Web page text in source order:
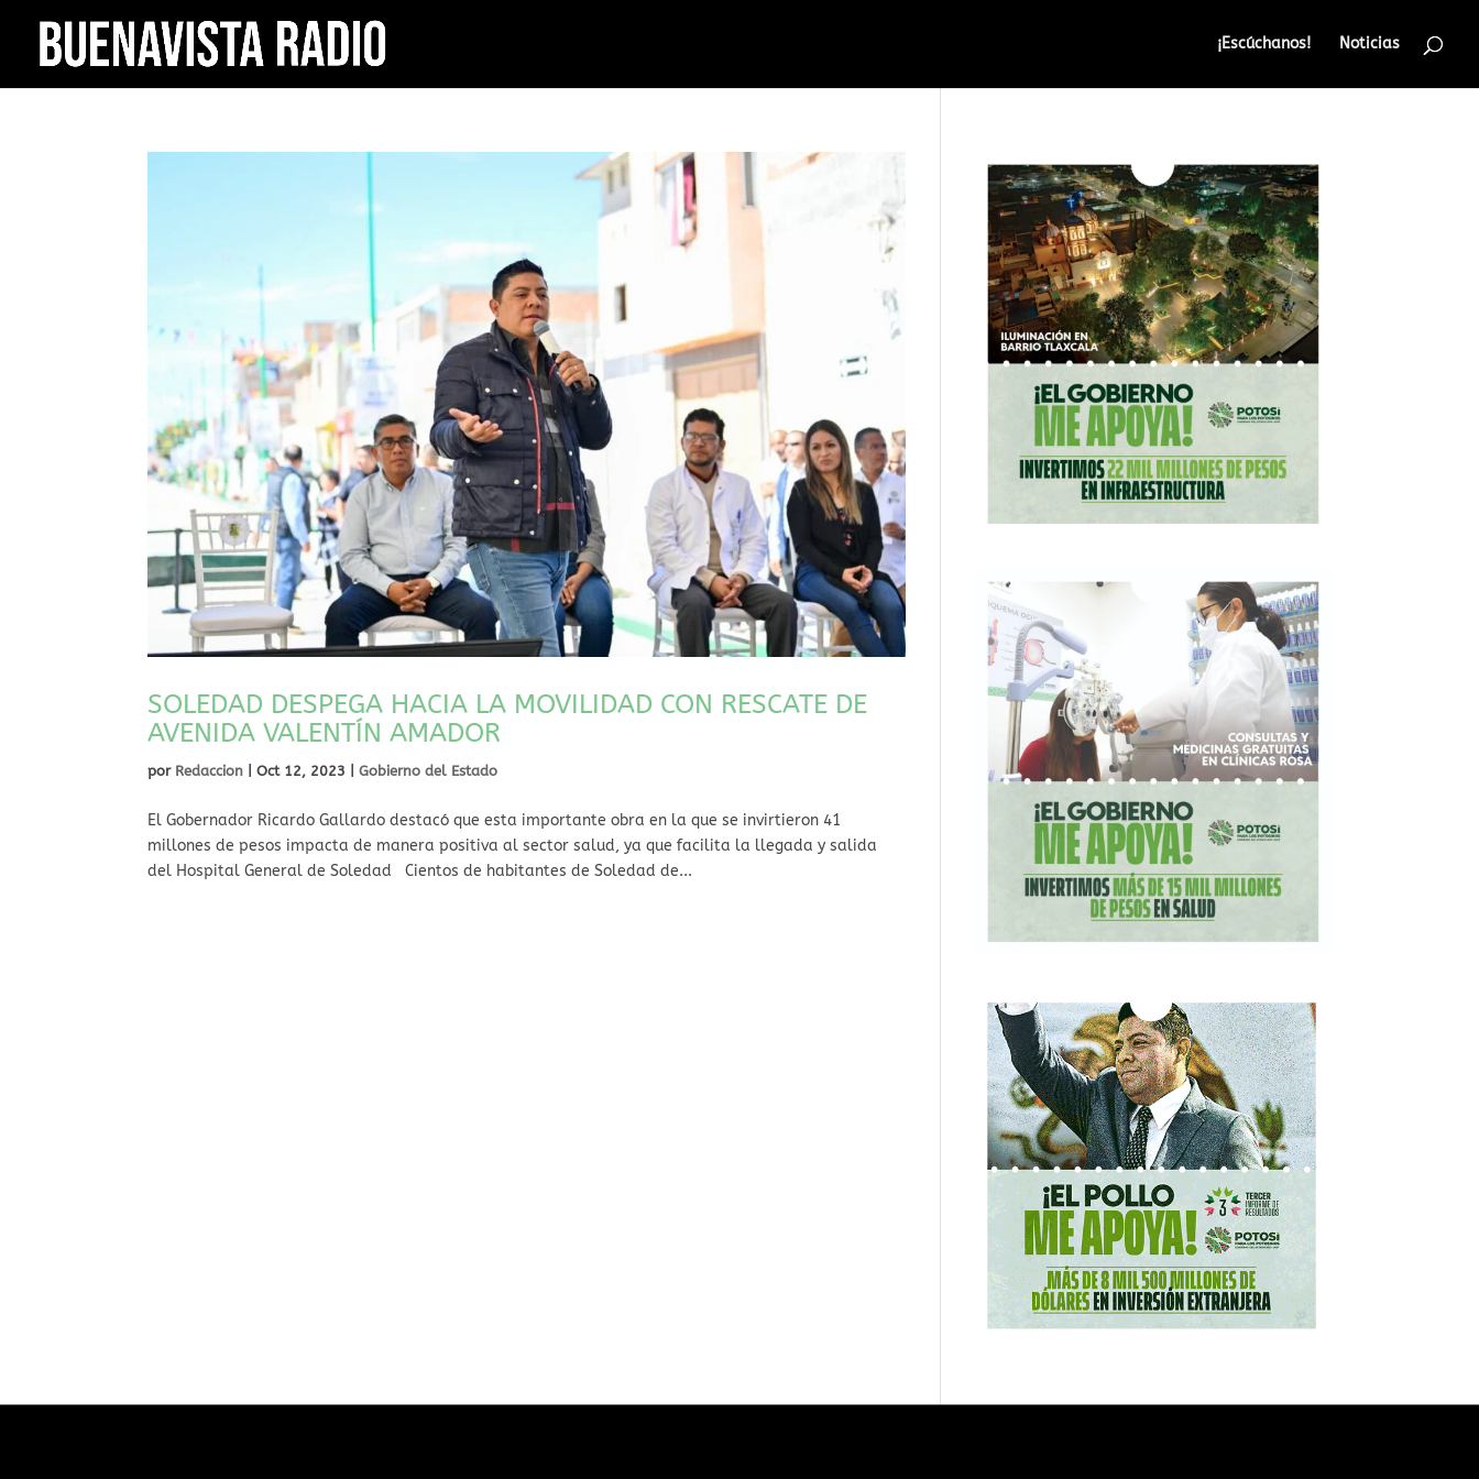
¡Escúchanos! Noticias
SOLEDAD DESPEGA HACIA LA MOVILIDAD CON RESCATE DE
AVENIDA VALENTÍN AMADOR
por Redaccion |Oct 12, 2023 |Gobierno del Estado
El Gobernador Ricardo Gallardo destacó que esta importante obra en la que se invirtieron 41
millones de pesos impacta de manera positiva al sector salud, ya que facilita la llegada y salida
del Hospital General de Soledad Cientos de habitantes de Soledad de...